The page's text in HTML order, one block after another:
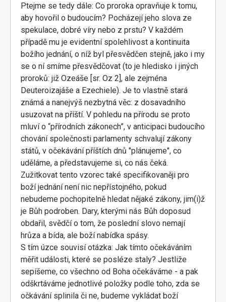
Ptejme se tedy dále: Co proroka opravňuje k tomu,
aby hovořil o budoucím? Pocházejí jeho slova ze
spekulace, dobré víry nebo z prstu? V každém
případě mu je evidentní spolehlivost a kontinuita
božího jednání, o níž byl přesvědčen stejně, jako i my
se o ní smíme přesvědčovat (to je hledisko i jiných
proroků: již Ozeáše [sr. Oz 2], ale zejména
Deuteroizajáše a Ezechiele). Je to vlastně stará
známá a nanejvýš nezbytná věc: z dosavadního
usuzovat na příští. V pohledu na přírodu se proto
mluví o “přírodních zákonech”, v anticipaci budoucího
chování společnosti parlamenty schvalují zákony
států, v očekávání příštích dnů "plánujeme", co
uděláme, a představujeme si, co nás čeká.
Zužitkovat tento vzorec také specifikovaněji pro
boží jednání není nic nepřístojného, pokud
nebudeme pochopitelně hledat nějaké zákony, jim(i)ž
je Bůh podroben. Dary, kterými nás Bůh doposud
obdařil, svědčí o tom, že poslední slovo nemají
hrůza a bída, ale boží nabídka spásy.
S tím úzce souvisí otázka: Jak tímto očekáváním
měřit události, které se posléze staly? Jestliže
sepíšeme, co všechno od Boha očekáváme - a pak
odškrtáváme jednotlivé položky podle toho, zda se
očkávání splinila či ne, budeme vykládat boží